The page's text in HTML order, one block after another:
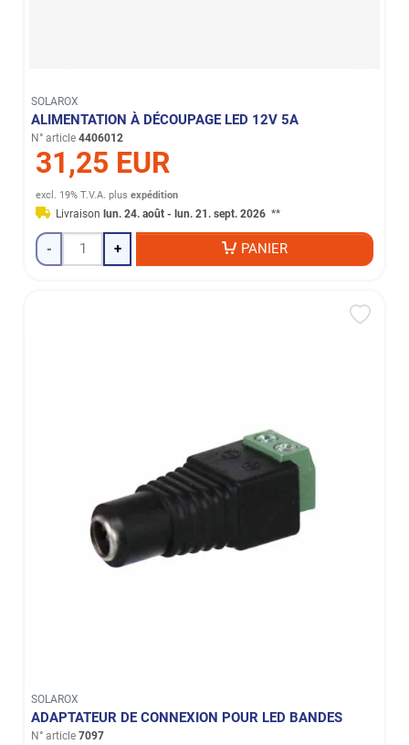
SOLAROX
ALIMENTATION À DÉCOUPAGE LED 12V 5A
N° article 4406012
31,25 EUR
excl. 19% T.V.A. plusexpédition
Livraison lun. 24. août - lun. 21. sept. 2026 **
- + PANIER
SOLAROX
ADAPTATEUR DE CONNEXION POUR LED BANDES
N° article 7097